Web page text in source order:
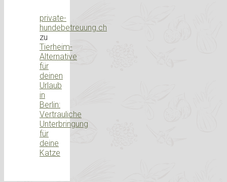
private-
hundebetreuung.ch
zu
Tierheim-
Alternative
für
deinen
Urlaub
in
Berlin:
Vertrauliche
Unterbringung
für
deine
Katze